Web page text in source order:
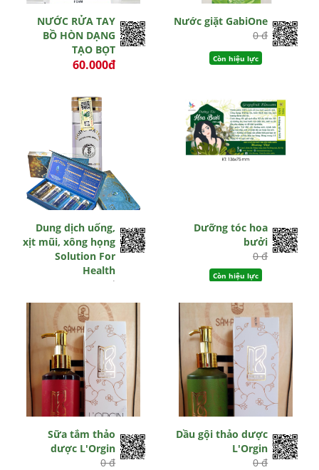
NƯỚC RỬA TAY
BỒ HÒN DẠNG
TẠO BỌT
60.000đ
Hết hiệu lực
Nước giặt GabiOne
0 đ
Còn hiệu lực
Dung dịch uống,
xịt mũi, xông họng
Solution For
Health
0 đ
Còn hiệu lực
Dưỡng tóc hoa
bưởi
0 đ
Còn hiệu lực
Sữa tắm thảo
dược L'Orgin
0 đ
Dầu gội thảo dược
L'Orgin
0 đ